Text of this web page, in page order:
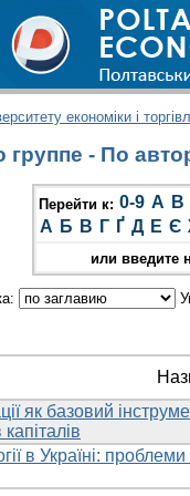
економіки і
- По
Перейти к: 0-9 A B
А Б В Г Ґ Д Е Є
или введите
як базовий
в Україні: